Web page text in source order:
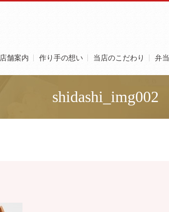
店舗案内 作り手の想い 当店のこだわり 弁当
shidashi_img002